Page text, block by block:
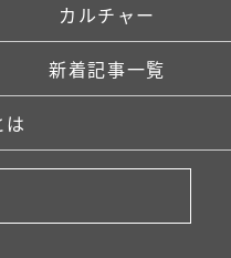
カルチャー
新着記事一覧